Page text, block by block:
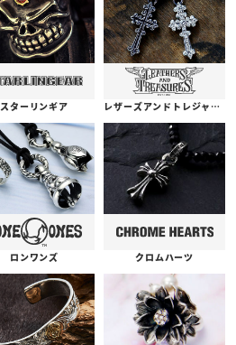
スターリンギア レザーズアンドトレジャーズ
ロンワンズ クロムハーツ